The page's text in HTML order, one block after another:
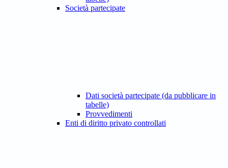
Società partecipate
Dati società partecipate (da pubblicare in
tabelle)
Provvedimenti
Enti di diritto privato controllati